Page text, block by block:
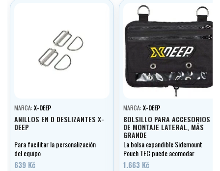
MARCA: X-DEEP
ANILLOS EN D DESLIZANTES X-
DEEP
Para facilitar la personalización
del equipo
639 Kč
MARCA: X-DEEP
BOLSILLO PARA ACCESORIOS
DE MONTAJE LATERAL, MÁS
GRANDE
La bolsa expandible Sidemount
Pouch TEC puede acomodar
fácilmente cualquier cosa
1.663 Kč